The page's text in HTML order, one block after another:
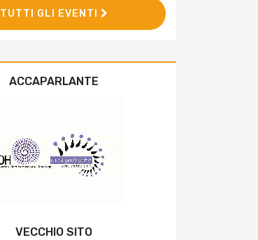
TUTTI GLI EVENTI
ACCAPARLANTE
VECCHIO SITO